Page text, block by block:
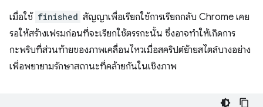
เมื่อใช้ finished สัญญาเพื่อเรียกใช้การเรียกกลับ Chrome เคย
รอให้สร้างเฟรมก่อนที่จะเรียกใช้ตรรกะนั้น ซึ่งอาจทำให้เกิดการ
กะพริบที่ส่วนท้ายของภาพเคลื่อนไหวเมื่อสคริปต์ย้ายสไตล์บางอย่าง
เพื่อพยายามรักษาสถานะที่คล้ายกันในเชิงภาพ